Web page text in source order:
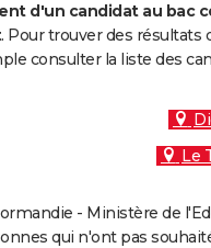
d'un candidat au bac
. Pour trouver des résultats
consulter la liste des
Le
- Ministère de
qui n'ont pas